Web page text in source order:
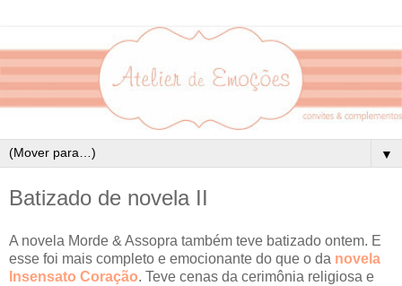
▼
Batizado de novela II
A novela Morde & Assopra também teve batizado ontem. E
esse foi mais completo e emocionante do que o da novela
Insensato Coração. Teve cenas da cerimônia religiosa e